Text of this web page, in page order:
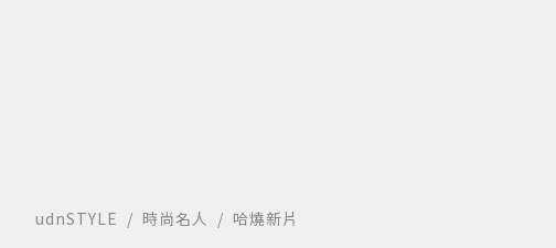
udnSTYLE 時尚名人 哈燒新片